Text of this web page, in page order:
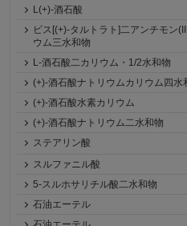
L(+)-酒石酸
ビス[(+)-タルトラト]二アンチモン
ウム三水和物
L-酒石酸二カリウム・1/2水和物
(+)-酒石酸ナトリウムカリウム四水
(+)-酒石酸水素カリウム
(+)-酒石酸ナトリウム二水和物
ステアリン酸
スルファニル酸
5-スルホサリチル酸二水和物
石油エーテル